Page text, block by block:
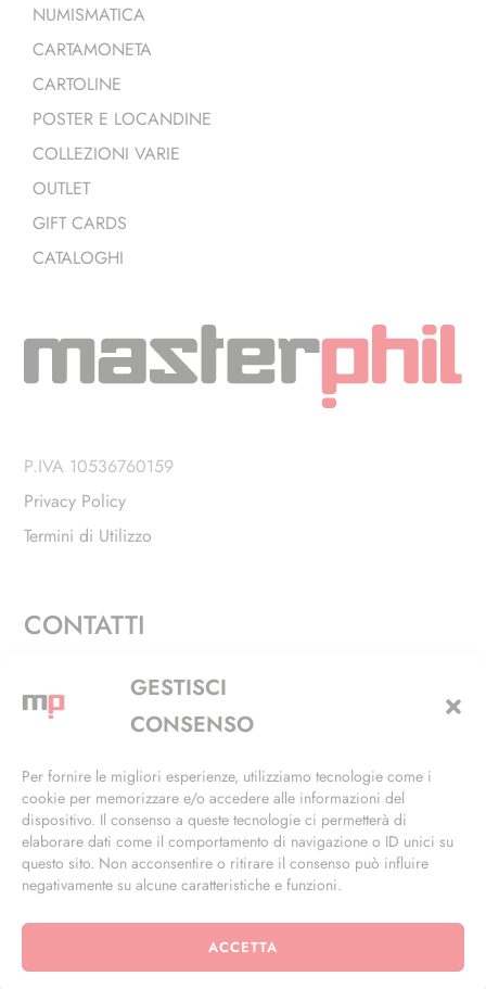
GESTISCI
CONSENSO
Per fornire le migliori esperienze, utilizziamo tecnologie come i
cookie per memorizzare e/o accedere alle informazioni del
dispositivo. Il consenso a queste tecnologie ci permetterà di
elaborare dati come il comportamento di navigazione o ID unici su
questo sito. Non acconsentire o ritirare il consenso può influire
negativamente su alcune caratteristiche e funzioni.
ACCETTA
NUMISMATICA
CARTAMONETA
CARTOLINE
POSTER E LOCANDINE
COLLEZIONI VARIE
OUTLET
GIFT CARDS
CATALOGHI
P.IVA 10536760159
Privacy Policy
Termini di Utilizzo
CONTATTI
Via Alfieri, 27 - Trezzano Sul Naviglio (MI)
+39 02 4846 3155
info@masterphil.it